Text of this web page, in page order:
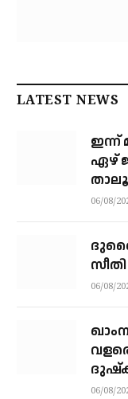
LATEST NEWS
ഇന്ന്
ഏഴ്
06/08/
06/08/
06/08/